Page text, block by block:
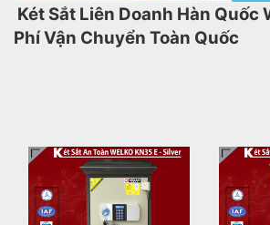
Két Sắt Liên Doanh Hàn Quốc
Phí Vận Chuyển Toàn Quốc